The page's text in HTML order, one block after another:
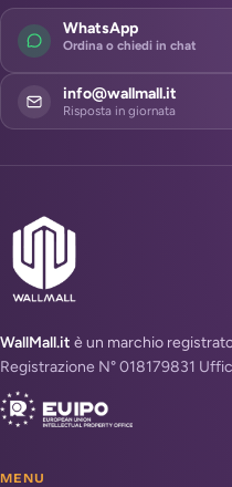
WhatsApp
Ordina o chiedi in chat
info@wallmall.it
Risposta in giornata
WallMall.it è un marchio
Registrazione N° 018179831
MENU